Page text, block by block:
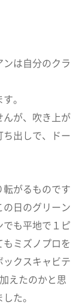
は自分のクラ
。
が、吹き上が
出しで、ドー
がるものです
日のグリーン
も平地で１ピ
ミズノプロを
クスキャビテ
えたのかと思
た。